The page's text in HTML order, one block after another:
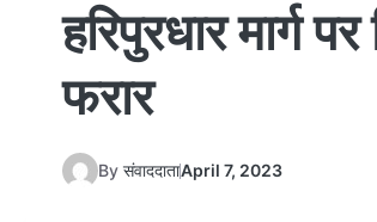
हरिपुरधार मार्ग
फरार
By संवाददाताApril 7, 2023